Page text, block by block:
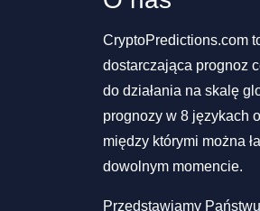
CryptoPredictions.com
dostarczająca prognoz
do działania na skalę
prognozy w 8 językach
między którymi można
dowolnym momencie.
Przedstawiamy